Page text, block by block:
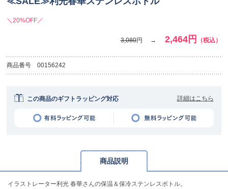
＼20%OFF／
3,080円 2,464円 （税込）
商品番号 00156242
この商品のギフトラッピング対応 詳細はこちら
商品説明
イラストレーター利光 春華さんの保温＆保冷ステンレスボトル。